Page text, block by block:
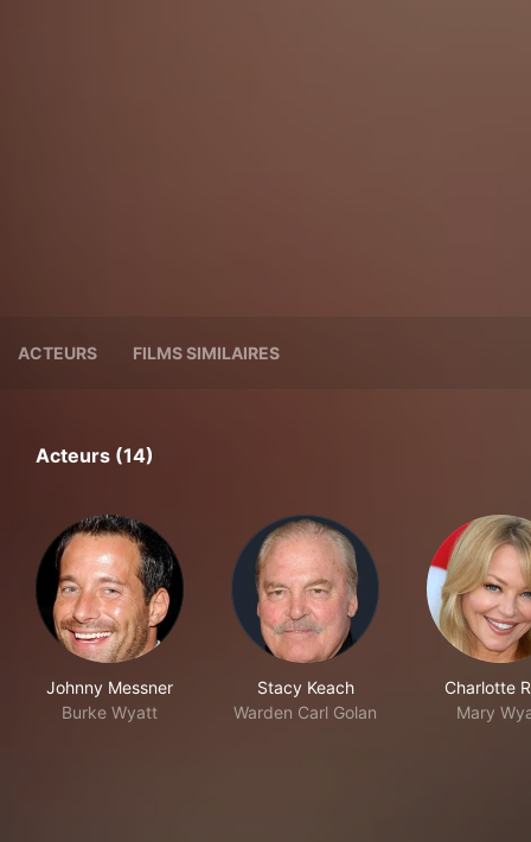
ACTEURS FILMS SIMILAIRES
Acteurs (14)
Johnny Messner
Burke Wyatt
Stacy Keach
Warden Carl Golan
Charlotte
Mary